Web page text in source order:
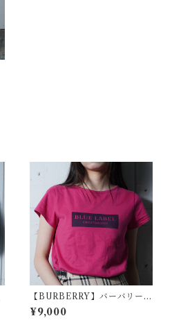
【BURBERRY】バーバリー
ボックスロゴプリント ショー
トスリーブTシャツ berry pin
¥9,000